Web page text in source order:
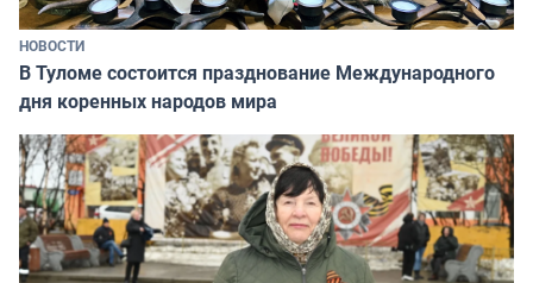
НОВОСТИ
В Туломе состоится празднование Международного
дня коренных народов мира